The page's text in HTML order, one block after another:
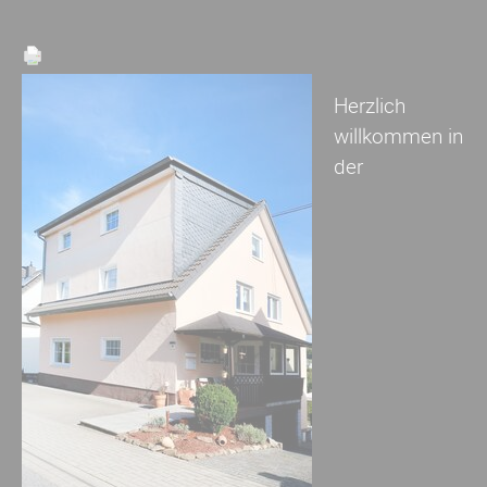
Herzlich
willkommen in
der